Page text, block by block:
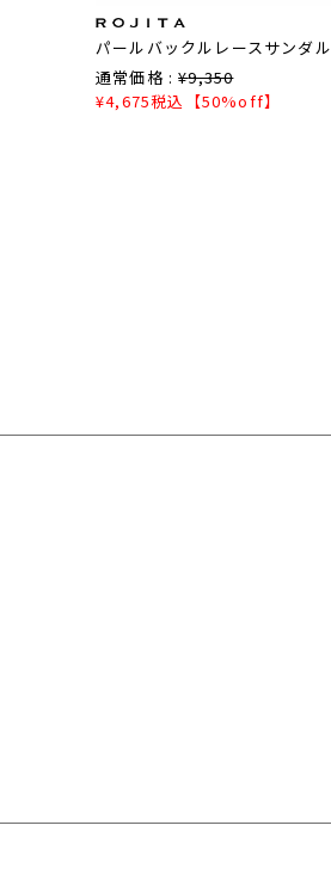
パールバックルレースサンダル
通常価格 : ¥9,350
¥4,675税込 【50%off】